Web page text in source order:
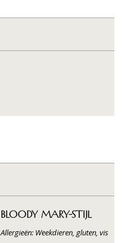
BLOODY MARY-STIJL
Allergieën: Weekdieren, gluten, vis